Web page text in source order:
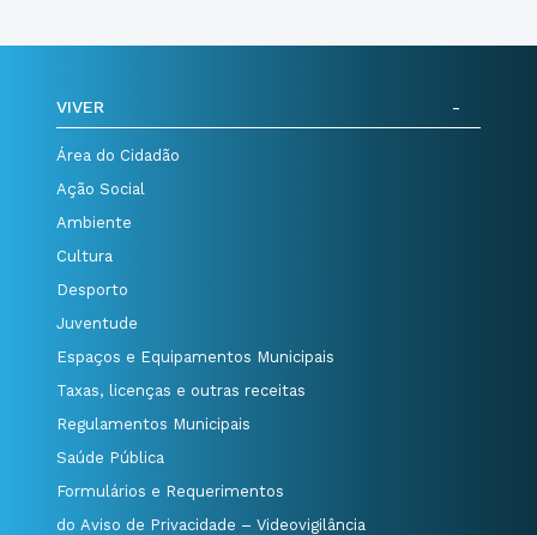
VIVER
Área do Cidadão
Ação Social
Ambiente
Cultura
Desporto
Juventude
Espaços e Equipamentos Municipais
Taxas, licenças e outras receitas
Regulamentos Municipais
Saúde Pública
Formulários e Requerimentos
do Aviso de Privacidade – Videovigilância